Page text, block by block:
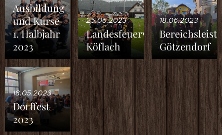
Ausbildung
und Kurse
1. Halbjahr
2023
25.06.2023
Köflach
18.06.2023
Götzendorf
18.05.2023
Dorffest
2023